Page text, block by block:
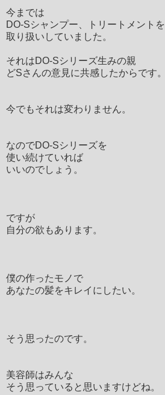
今までは
DO-Sシャンプー、トリートメントを
取り扱いしていました。
それはDO-Sシリーズ生みの親
どSさんの意見に共感したからです。
今でもそれは変わりません。
なのでDO-Sシリーズを
使い続けていれば
いいのでしょう。
ですが
自分の欲もあります。
僕の作ったモノで
あなたの髪をキレイにしたい。
そう思ったのです。
美容師はみんな
そう思っていると思いますけどね。